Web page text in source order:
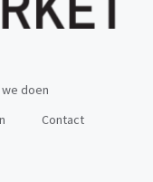
doen
Contact